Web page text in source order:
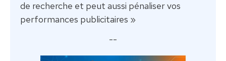
de recherche et peut aussi pénaliser vos
performances publicitaires »
--